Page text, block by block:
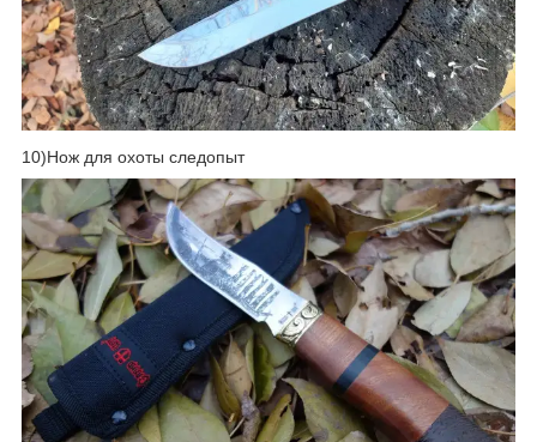
10)Нож для охоты следопыт